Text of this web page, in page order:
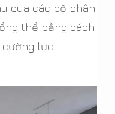
qua các bộ phân
thể bằng cách
lực.